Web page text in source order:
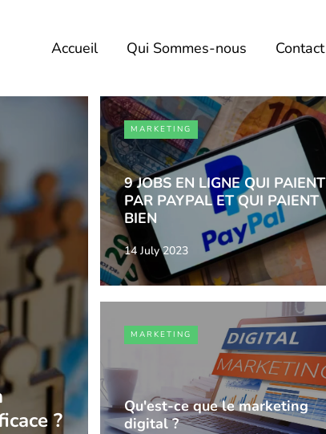
Accueil Qui Sommes-nous Contact
?
MARKETING
9 JOBS EN LIGNE QUI PAIENT
PAR PAYPAL ET QUI PAIENT
BIEN
14 July 2023
MARKETING
Qu'est-ce que le marketing
digital ?